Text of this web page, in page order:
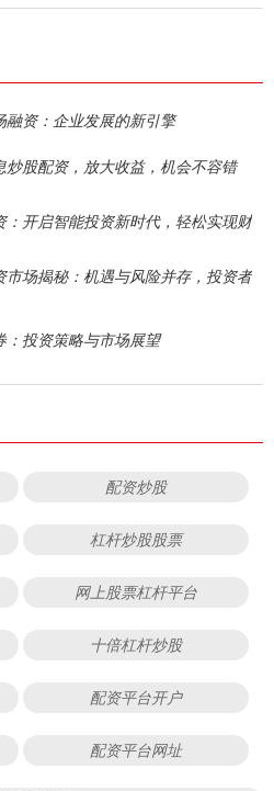
融资：企业发展的新引擎
炒股配资，放大收益，机会不容错
开启智能投资新时代，轻松实现财
市场揭秘：机遇与风险并存，投资者
：投资策略与市场展望
配资炒股
杠杆炒股股票
网上股票杠杆平台
十倍杠杆炒股
配资平台开户
配资平台网址